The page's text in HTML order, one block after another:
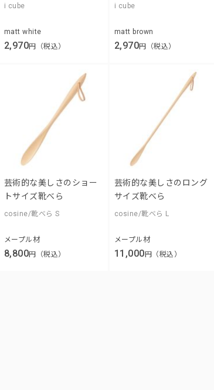
i cube
matt white
2,970円（税込）
i cube
matt brown
2,970円（税込）
芸術的な美しさのショー
トサイズ靴べら
cosine/靴べら S
メープル材
8,800円（税込）
芸術的な美しさのロング
サイズ靴べら
cosine/靴べら L
メープル材
11,000円（税込）